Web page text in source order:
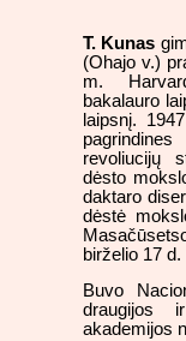
T. Kunas
(Ohajo v.)
m.
bakalauro
laipsnį.
revoliucijų
dėsto
daktaro
dėstė
birželio 17
Buvo
draugijos
akademijos